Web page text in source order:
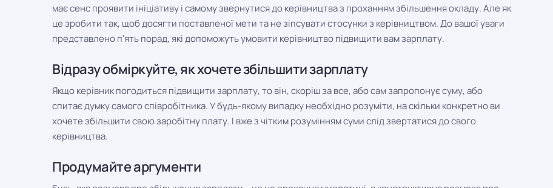
має сенс проявити ініціативу і самому звернутися до керівництва з проханням збільшення окладу. Але як
це зробити так, щоб досягти поставленої мети та не зіпсувати стосунки з керівництвом. До вашої уваги
представлено п'ять порад, які допоможуть умовити керівництво підвищити вам зарплату.
Відразу обміркуйте, як хочете збільшити зарплату
Якщо керівник погодиться підвищити зарплату, то він, скоріш за все, або сам запропонує суму, або
спитає думку самого співробітника. У будь-якому випадку необхідно розуміти, на скільки конкретно ви
хочете збільшити свою заробітну плату. І вже з чітким розумінням суми слід звертатися до свого
керівництва.
Продумайте аргументи